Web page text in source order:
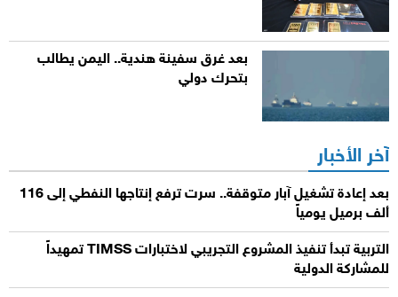
بعد غرق سفينة هندية.. اليمن يطالب
بتحرك دولي
آخر الأخبار
بعد إعادة تشغيل آبار متوقفة.. سرت ترفع إنتاجها النفطي إلى 116
ألف برميل يومياً
التربية تبدأ تنفيذ المشروع التجريبي لاختبارات TIMSS تمهيداً
للمشاركة الدولية